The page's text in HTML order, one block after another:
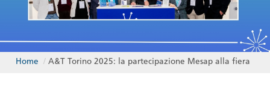
Home / A&T Torino 2025: la partecipazione Mesap alla fiera